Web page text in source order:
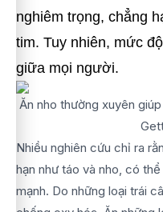
nghiêm trọng, chẳng
tim. Tuy nhiên, mức
giữa mọi người.
Ăn nho thường xuyên
Nhiều nghiên cứu chỉ ra
hạn như táo và nho, có
mạnh. Do những loại trái